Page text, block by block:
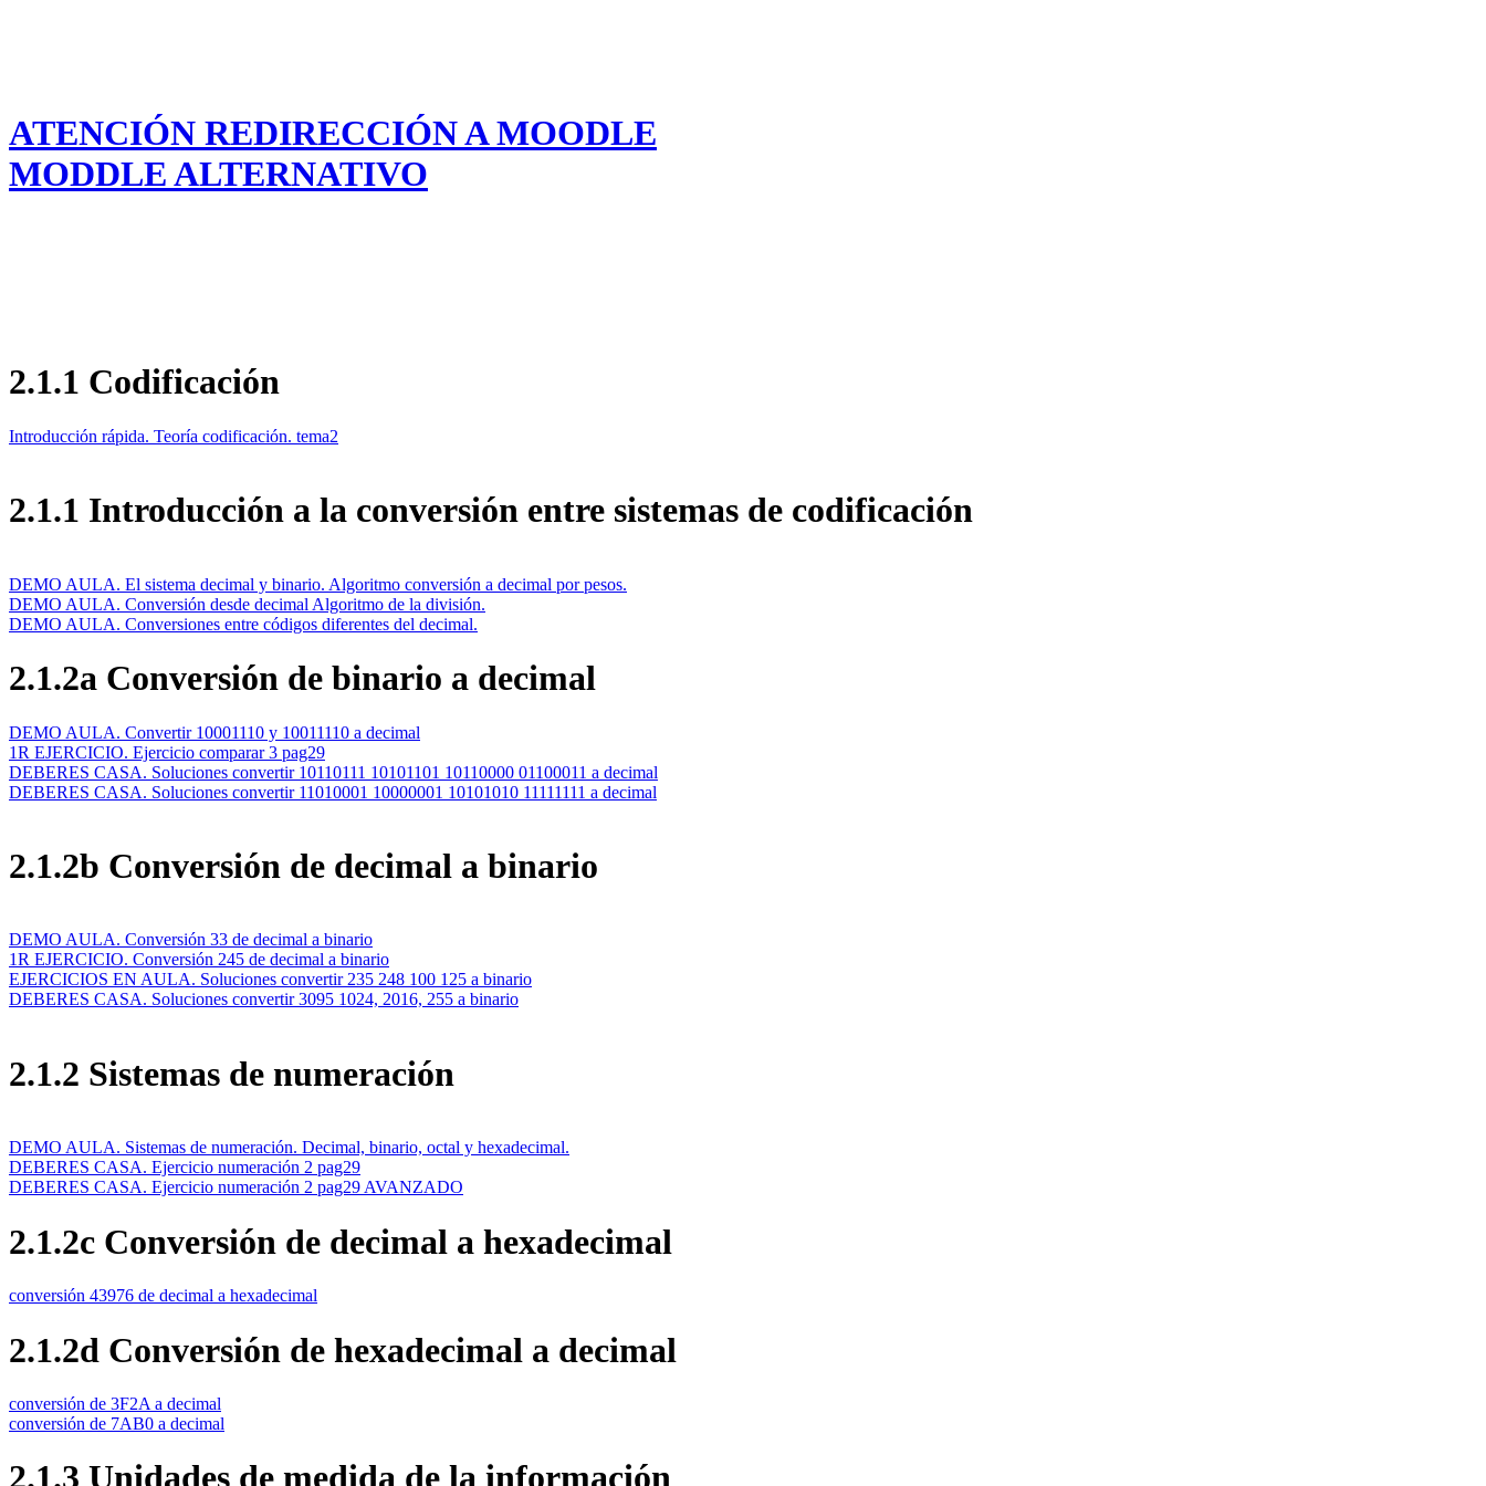
ATENCIÓN REDIRECCIÓN A MOODLE
MODDLE ALTERNATIVO
2.1.1 Codificación
Introducción rápida. Teoría codificación. tema2
2.1.1 Introducción a la conversión entre sistemas de codificación
DEMO AULA. El sistema decimal y binario. Algoritmo conversión a decimal por pesos.
DEMO AULA. Conversión desde decimal Algoritmo de la división.
DEMO AULA. Conversiones entre códigos diferentes del decimal.
2.1.2a Conversión de binario a decimal
DEMO AULA. Convertir 10001110 y 10011110 a decimal
1R EJERCICIO. Ejercicio comparar 3 pag29
DEBERES CASA. Soluciones convertir 10110111 10101101 10110000 01100011 a decimal
DEBERES CASA. Soluciones convertir 11010001 10000001 10101010 11111111 a decimal
2.1.2b Conversión de decimal a binario
DEMO AULA. Conversión 33 de decimal a binario
1R EJERCICIO. Conversión 245 de decimal a binario
EJERCICIOS EN AULA. Soluciones convertir 235 248 100 125 a binario
DEBERES CASA. Soluciones convertir 3095 1024, 2016, 255 a binario
2.1.2 Sistemas de numeración
DEMO AULA. Sistemas de numeración. Decimal, binario, octal y hexadecimal.
DEBERES CASA. Ejercicio numeración 2 pag29
DEBERES CASA. Ejercicio numeración 2 pag29 AVANZADO
2.1.2c Conversión de decimal a hexadecimal
conversión 43976 de decimal a hexadecimal
2.1.2d Conversión de hexadecimal a decimal
conversión de 3F2A a decimal
conversión de 7AB0 a decimal
2.1.3 Unidades de medida de la información